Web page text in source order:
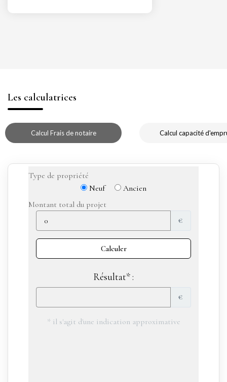
Les calculatrices
Calcul Frais de notaire Calcul capacité